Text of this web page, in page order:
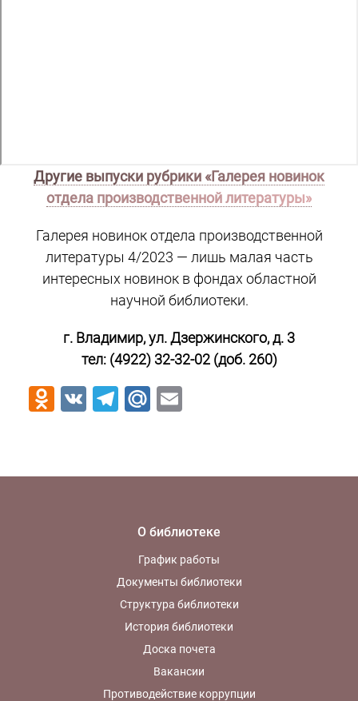
Другие выпуски рубрики «Галерея новинок
отдела производственной литературы»
Галерея новинок отдела производственной
литературы 4/2023 — лишь малая часть
интересных новинок в фондах областной
научной библиотеки.
г. Владимир, ул. Дзержинского, д. 3
тел: (4922) 32-32-02 (доб. 260)
Odnoklassniki
VK Telegram
Mail.Ru
О библиотеке
График работы
Документы библиотеки
Структура библиотеки
История библиотеки
Доска почета
Вакансии
Противодействие коррупции